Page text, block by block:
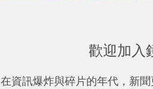
歡迎加入
在資訊爆炸與碎片的年代，新